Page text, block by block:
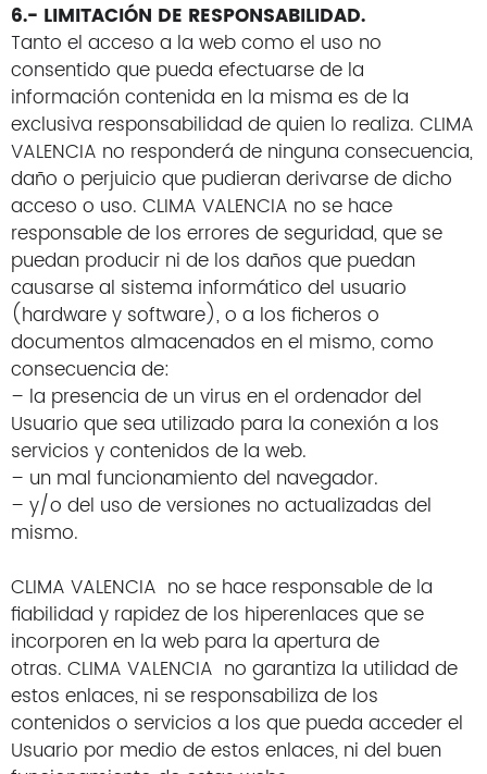
6.- LIMITACIÓN DE RESPONSABILIDAD.
Tanto el acceso a la web como el uso no
consentido que pueda efectuarse de la
información contenida en la misma es de la
exclusiva responsabilidad de quien lo realiza. CLIMA
VALENCIA no responderá de ninguna consecuencia,
daño o perjuicio que pudieran derivarse de dicho
acceso o uso. CLIMA VALENCIA no se hace
responsable de los errores de seguridad, que se
puedan producir ni de los daños que puedan
causarse al sistema informático del usuario
(hardware y software), o a los ficheros o
documentos almacenados en el mismo, como
consecuencia de:
– la presencia de un virus en el ordenador del
Usuario que sea utilizado para la conexión a los
servicios y contenidos de la web.
– un mal funcionamiento del navegador.
– y/o del uso de versiones no actualizadas del
mismo.
CLIMA VALENCIA no se hace responsable de la
fiabilidad y rapidez de los hiperenlaces que se
incorporen en la web para la apertura de
otras. CLIMA VALENCIA no garantiza la utilidad de
estos enlaces, ni se responsabiliza de los
contenidos o servicios a los que pueda acceder el
Usuario por medio de estos enlaces, ni del buen